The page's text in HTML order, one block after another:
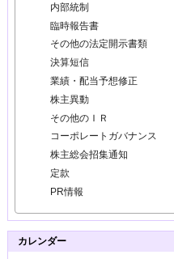
内部統制
臨時報告書
その他の法定開示書類
決算短信
業績・配当予想修正
株主異動
その他のＩＲ
コーポレートガバナンス
株主総会招集通知
定款
PR情報
カレンダー